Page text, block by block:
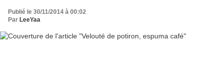
Publié le 30/11/2014 à 00:02
Par LeeYaa